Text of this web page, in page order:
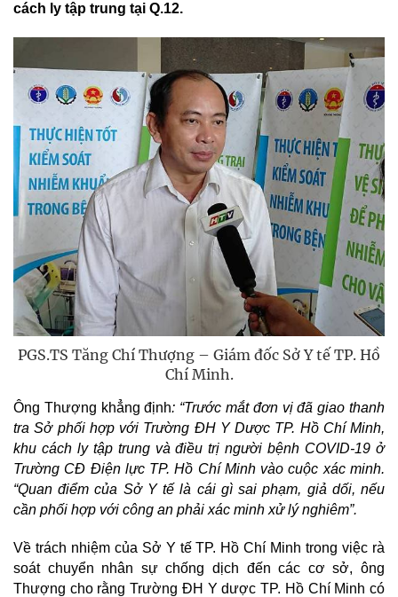
cách ly tập trung tại Q.12.
PGS.TS Tăng Chí Thượng – Giám đốc Sở Y tế TP. Hồ
Chí Minh.
Ông Thượng khẳng định: “Trước mắt đơn vị đã giao thanh
tra Sở phối hợp với Trường ĐH Y Dược TP. Hồ Chí Minh,
khu cách ly tập trung và điều trị người bệnh COVID-19 ở
Trường CĐ Điện lực TP. Hồ Chí Minh vào cuộc xác minh.
“Quan điểm của Sở Y tế là cái gì sai phạm, giả dối, nếu
cần phối hợp với công an phải xác minh xử lý nghiêm”.
Về trách nhiệm của Sở Y tế TP. Hồ Chí Minh trong việc rà
soát chuyển nhân sự chống dịch đến các cơ sở, ông
Thượng cho rằng Trường ĐH Y dược TP. Hồ Chí Minh có